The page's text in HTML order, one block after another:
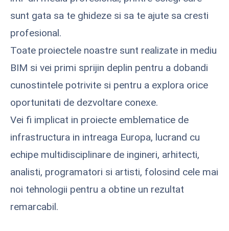
sunt gata sa te ghideze si sa te ajute sa cresti
profesional.
Toate proiectele noastre sunt realizate in mediu
BIM si vei primi sprijin deplin pentru a dobandi
cunostintele potrivite si pentru a explora orice
oportunitati de dezvoltare conexe.
Vei fi implicat in proiecte emblematice de
infrastructura in intreaga Europa, lucrand cu
echipe multidisciplinare de ingineri, arhitecti,
analisti, programatori si artisti, folosind cele mai
noi tehnologii pentru a obtine un rezultat
remarcabil.